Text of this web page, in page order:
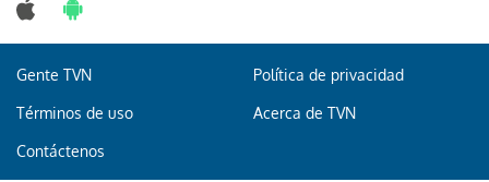
Gracias por suscribirte a nuestro boletín.
Gente TVN Política de privacidad
Términos de uso Acerca de TVN
Contáctenos